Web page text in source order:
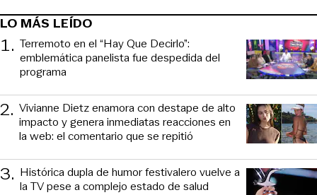
LO MÁS LEÍDO
1. Terremoto en el “Hay Que Decirlo”:
emblemática panelista fue despedida del
programa
2. Vivianne Dietz enamora con destape de alto
impacto y genera inmediatas reacciones en
la web: el comentario que se repitió
3. Histórica dupla de humor festivalero vuelve a
la TV pese a complejo estado de salud